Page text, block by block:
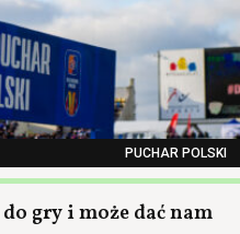
PUCHAR POLSKI
gry i może dać nam